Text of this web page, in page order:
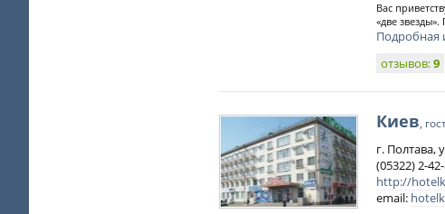
Вас
«две
Подробная
отзывов:9
Киев,
г. Полтава,
(05322) 2-
http://
email: